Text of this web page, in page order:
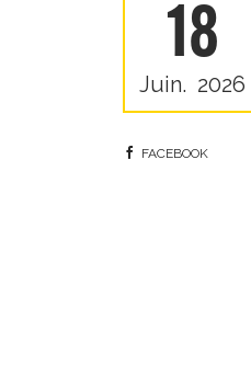
18
Juin. 2026
FACEBOOK